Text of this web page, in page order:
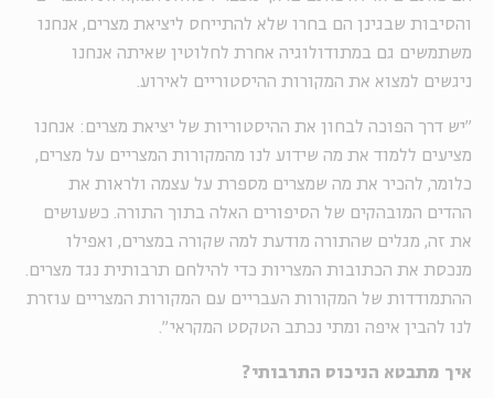
והסיבות שבגינן הם בחרו שלא להתייחס ליציאת מצרים, אנחנו
משתמשים גם במתודולוגיה אחרת לחלוטין שאיתה אנחנו
ניגשים למצוא את המקורות ההיסטוריים לאירוע.
"יש דרך הפוכה לבחון את ההיסטוריות של יציאת מצרים: אנחנו
מציעים ללמוד את מה שידוע לנו מהמקורות המצריים על מצרים,
כלומר, להכיר את מה שמצרים מספרת על עצמה ולראות את
ההדים המובהקים של הסיפורים האלה בתוך התורה. כשעושים
את זה, מגלים שהתורה מודעת למה שקורה במצרים, ואפילו
מנכסת את הכתובות המצריות כדי להילחם תרבותית נגד מצרים.
ההתמודדות של המקורות העבריים עם המקורות המצריים עוזרת
לנו להבין איפה ומתי נכתב הטקסט המקראי".
איך מתבטא הניכוס התרבותי?